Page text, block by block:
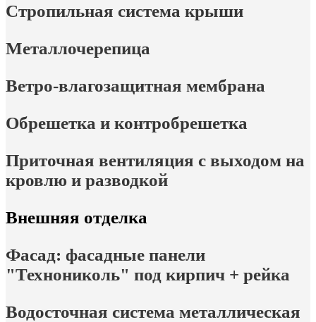
Стропильная система крыши
Металлочерепица
Ветро-влагозащитная мембрана
Обрешетка и контробрешетка
Приточная вентиляция с выходом на
кровлю и разводкой
Внешняя отделка
Фасад: фасадные панели
"Технониколь" под кирпич + рейка
Водосточная система металлическая